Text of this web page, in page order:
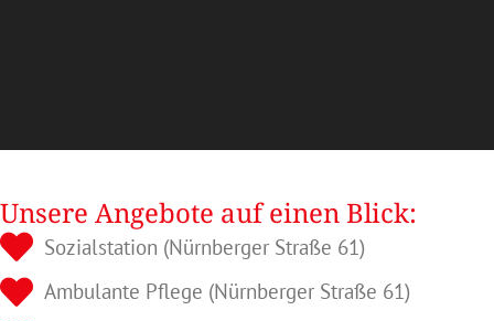
Unsere Angebote auf einen Blick:
Sozialstation (Nürnberger Straße 61)
Ambulante Pflege (Nürnberger Straße 61)